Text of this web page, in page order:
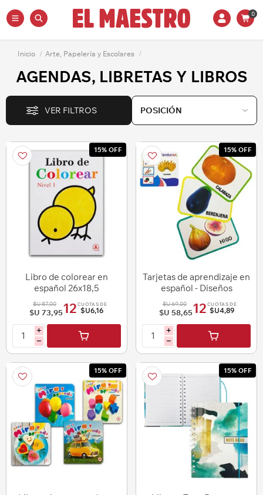
0
Inicio / Arte, Papelería y Escolares /
AGENDAS, LIBRETAS Y LIBROS
VER FILTROS
15% OFF
Libro de colorear en
español 26x18,5
$U 87,00
$U 73,9512 CUOTAS DE
$U6,16
i
h
15% OFF
Tarjetas de aprendizaje en
español - Diseños
temáticos surtidos
$U 69,00
$U 58,6512 CUOTAS DE
$U4,89
i
h
15% OFF 15% OFF